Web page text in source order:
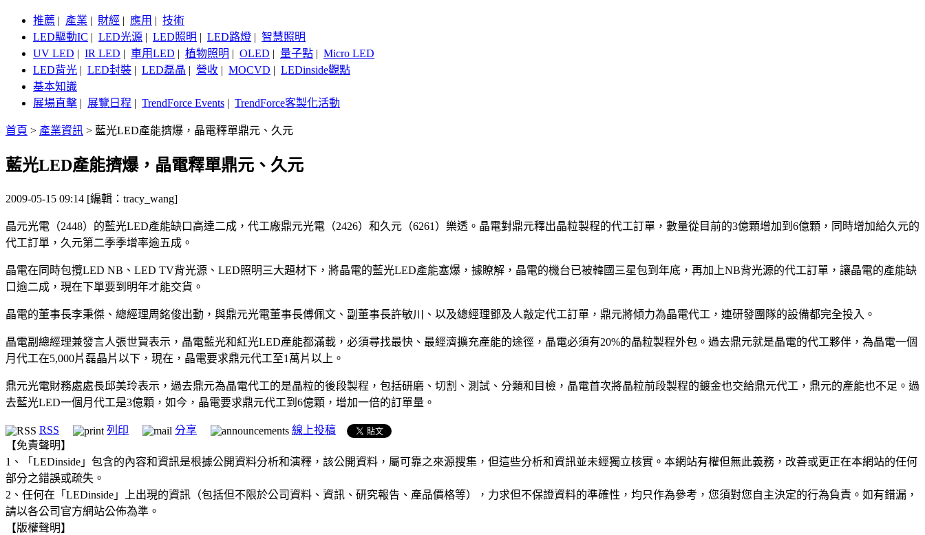
推薦 | 產業 | 財經 | 應用 | 技術
LED驅動IC | LED光源 | LED照明 | LED路燈 | 智慧照明
UV LED | IR LED | 車用LED | 植物照明 | OLED | 量子點 | Micro LED
LED背光 | LED封裝 | LED磊晶 | 營收 | MOCVD | LEDinside觀點
基本知識
展場直擊 | 展覽日程 | TrendForce Events | TrendForce客製化活動
首頁 > 產業資訊 > 藍光LED產能擠爆，晶電釋單鼎元、久元
藍光LED產能擠爆，晶電釋單鼎元、久元
2009-05-15 09:14 [編輯：tracy_wang]
晶元光電（2448）的藍光LED產能缺口高達二成，代工廠鼎元光電（2426）和久元（6261）樂透。晶電對鼎元釋出晶粒製程的代工訂單，數量從目前的3億顆增加到6億顆，同時增加給久元的
代工訂單，久元第二季季增率逾五成。
晶電在同時包攬LED NB、LED TV背光源、LED照明三大題材下，將晶電的藍光LED產能塞爆，據瞭解，晶電的機台已被韓國三星包到年底，再加上NB背光源的代工訂單，讓晶電的產能缺
口逾二成，現在下單要到明年才能交貨。
晶電的董事長李秉傑、總經理周銘俊出動，與鼎元光電董事長傅佩文、副董事長許敏川、以及總經理鄧及人敲定代工訂單，鼎元將傾力為晶電代工，連研發團隊的設備都完全投入。
晶電副總經理兼發言人張世賢表示，晶電藍光和紅光LED產能都滿載，必須尋找最快、最經濟擴充產能的途徑，晶電必須有20%的晶粒製程外包。過去鼎元就是晶電的代工夥伴，為晶電一個
月代工在5,000片磊晶片以下，現在，晶電要求鼎元代工至1萬片以上。
鼎元光電財務處處長邱美玲表示，過去鼎元為晶電代工的是晶粒的後段製程，包括研磨、切割、測試、分類和目檢，晶電首次將晶粒前段製程的鍍金也交給鼎元代工，鼎元的產能也不足。過
去藍光LED一個月代工是3億顆，如今，晶電要求鼎元代工到6億顆，增加一倍的訂單量。
RSS 列印 分享
線上投稿
【免責聲明】
1、「LEDinside」包含的內容和資訊是根據公開資料分析和演釋，該公開資料，屬可靠之來源搜集，但這些分析和資訊並未經獨立核實。本網站有權但無此義務，改善或更正在本網站的任何
部分之錯誤或疏失。
2、任何在「LEDinside」上出現的資訊（包括但不限於公司資料、資訊、研究報告、產品價格等），力求但不保證資料的準確性，均只作為參考，您須對您自主決定的行為負責。如有錯漏，
請以各公司官方網站公佈為準。
【版權聲明】